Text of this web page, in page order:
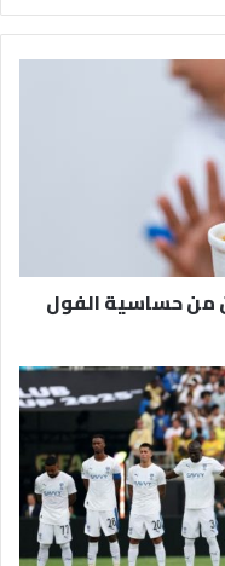
من حساسية الفول